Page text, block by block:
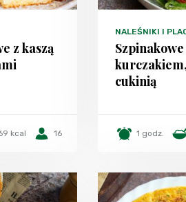
z kaszą
kcal 16
NALEŚNIKI I
cukinią
1 godz.